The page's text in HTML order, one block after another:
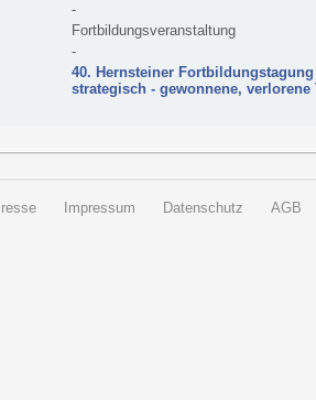
-
Fortbildungsveranstaltung
-
40. Hernsteiner
strategisch - gewonnene,
Impressum Datenschutz AGB